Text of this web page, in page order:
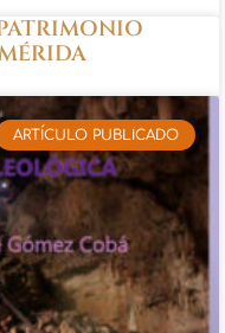
ARTÍCULO PUBLICADO